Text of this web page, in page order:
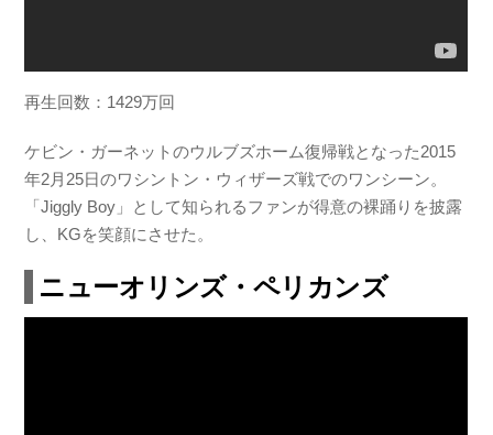
再生回数：1429万回
ケビン・ガーネットのウルブズホーム復帰戦となった2015
年2月25日のワシントン・ウィザーズ戦でのワンシーン。
「Jiggly Boy」として知られるファンが得意の裸踊りを披露
し、KGを笑顔にさせた。
ニューオリンズ・ペリカンズ